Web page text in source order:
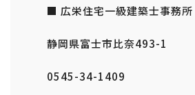
■ 広栄住宅一級建築士事務所
静岡県富士市比奈493-1
0545-34-1409